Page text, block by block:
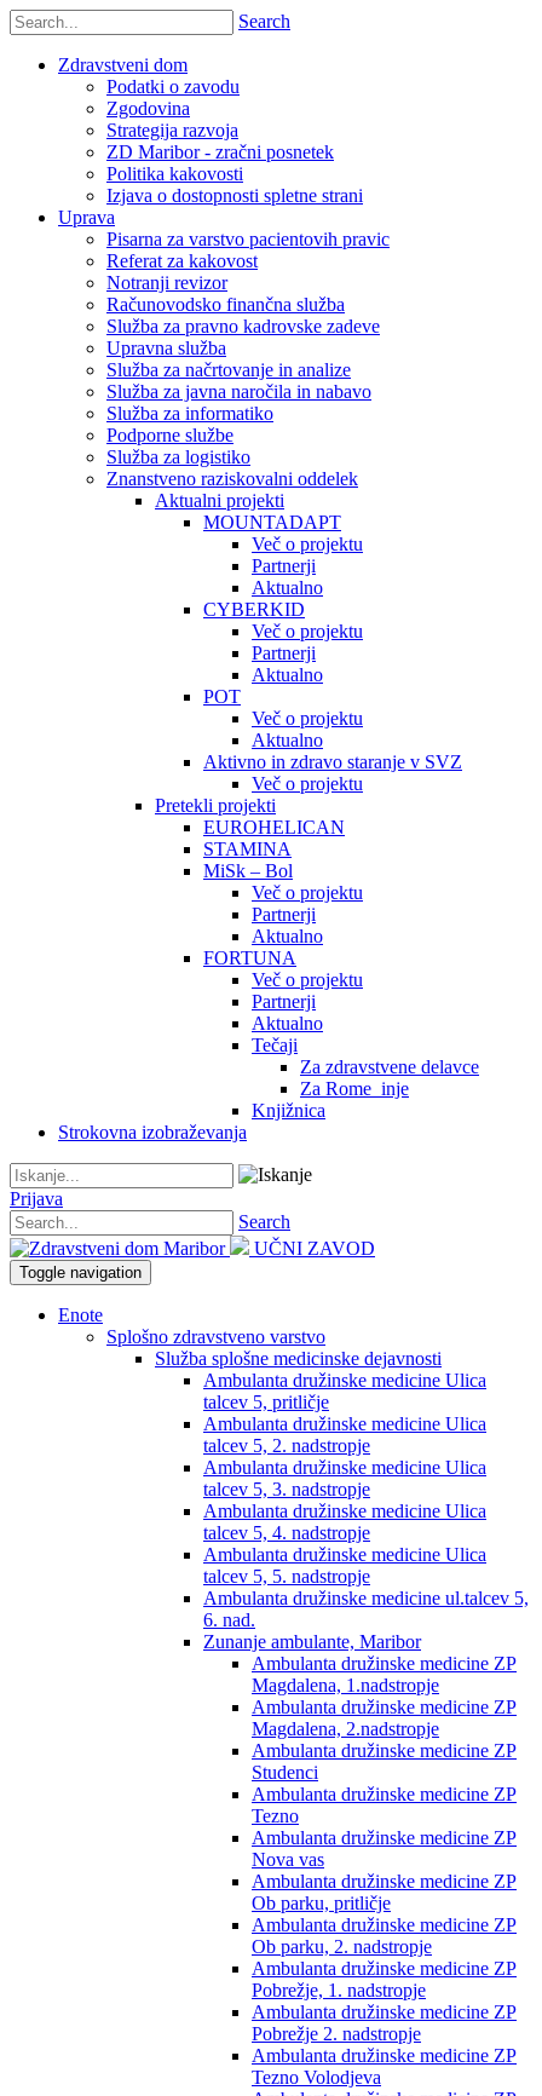
Search
Zdravstveni dom
Podatki o zavodu
Zgodovina
Strategija razvoja
ZD Maribor - zračni posnetek
Politika kakovosti
Izjava o dostopnosti spletne strani
Uprava
Pisarna za varstvo pacientovih pravic
Referat za kakovost
Notranji revizor
Računovodsko finančna služba
Služba za pravno kadrovske zadeve
Upravna služba
Služba za načrtovanje in analize
Služba za javna naročila in nabavo
Služba za informatiko
Podporne službe
Služba za logistiko
Znanstveno raziskovalni oddelek
Aktualni projekti
MOUNTADAPT
Več o projektu
Partnerji
Aktualno
CYBERKID
Več o projektu
Partnerji
Aktualno
POT
Več o projektu
Aktualno
Aktivno in zdravo staranje v SVZ
Več o projektu
Pretekli projekti
EUROHELICAN
STAMINA
MiSk – Bol
Več o projektu
Partnerji
Aktualno
FORTUNA
Več o projektu
Partnerji
Aktualno
Tečaji
Za zdravstvene delavce
Za Rome_inje
Knjižnica
Strokovna izobraževanja
Prijava
Search
UČNI ZAVOD
Toggle navigation
Enote
Splošno zdravstveno varstvo
Služba splošne medicinske dejavnosti
Ambulanta družinske medicine Ulica
talcev 5, pritličje
Ambulanta družinske medicine Ulica
talcev 5, 2. nadstropje
Ambulanta družinske medicine Ulica
talcev 5, 3. nadstropje
Ambulanta družinske medicine Ulica
talcev 5, 4. nadstropje
Ambulanta družinske medicine Ulica
talcev 5, 5. nadstropje
Ambulanta družinske medicine ul.talcev 5,
6. nad.
Zunanje ambulante, Maribor
Ambulanta družinske medicine ZP
Magdalena, 1.nadstropje
Ambulanta družinske medicine ZP
Magdalena, 2.nadstropje
Ambulanta družinske medicine ZP
Studenci
Ambulanta družinske medicine ZP
Tezno
Ambulanta družinske medicine ZP
Nova vas
Ambulanta družinske medicine ZP
Ob parku, pritličje
Ambulanta družinske medicine ZP
Ob parku, 2. nadstropje
Ambulanta družinske medicine ZP
Pobrežje, 1. nadstropje
Ambulanta družinske medicine ZP
Pobrežje 2. nadstropje
Ambulanta družinske medicine ZP
Tezno Volodjeva